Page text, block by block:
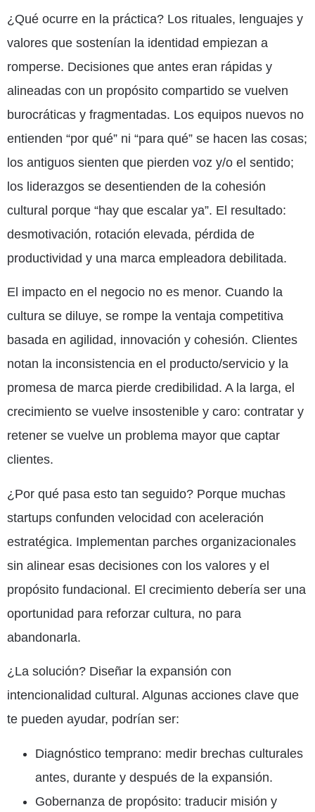
¿Qué ocurre en la práctica? Los rituales, lenguajes y
valores que sostenían la identidad empiezan a
romperse. Decisiones que antes eran rápidas y
alineadas con un propósito compartido se vuelven
burocráticas y fragmentadas. Los equipos nuevos no
entienden “por qué” ni “para qué” se hacen las cosas;
los antiguos sienten que pierden voz y/o el sentido;
los liderazgos se desentienden de la cohesión
cultural porque “hay que escalar ya”. El resultado:
desmotivación, rotación elevada, pérdida de
productividad y una marca empleadora debilitada.
El impacto en el negocio no es menor. Cuando la
cultura se diluye, se rompe la ventaja competitiva
basada en agilidad, innovación y cohesión. Clientes
notan la inconsistencia en el producto/servicio y la
promesa de marca pierde credibilidad. A la larga, el
crecimiento se vuelve insostenible y caro: contratar y
retener se vuelve un problema mayor que captar
clientes.
¿Por qué pasa esto tan seguido? Porque muchas
startups confunden velocidad con aceleración
estratégica. Implementan parches organizacionales
sin alinear esas decisiones con los valores y el
propósito fundacional. El crecimiento debería ser una
oportunidad para reforzar cultura, no para
abandonarla.
¿La solución? Diseñar la expansión con
intencionalidad cultural. Algunas acciones clave que
te pueden ayudar, podrían ser:
Diagnóstico temprano: medir brechas culturales
antes, durante y después de la expansión.
Gobernanza de propósito: traducir misión y